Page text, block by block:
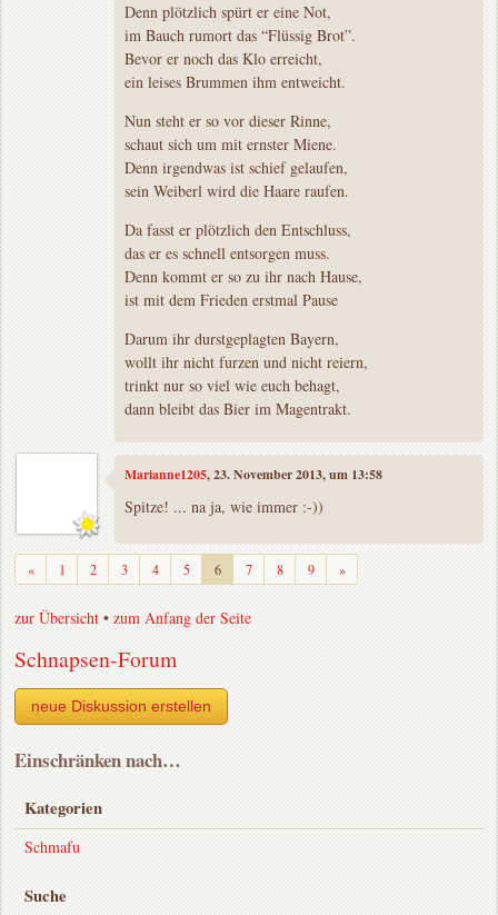
Denn plötzlich spürt er eine Not,
im Bauch rumort das “Flüssig Brot”.
Bevor er noch das Klo erreicht,
ein leises Brummen ihm entweicht.
Nun steht er so vor dieser Rinne,
schaut sich um mit ernster Miene.
Denn irgendwas ist schief gelaufen,
sein Weiberl wird die Haare raufen.
Da fasst er plötzlich den Entschluss,
das er es schnell entsorgen muss.
Denn kommt er so zu ihr nach Hause,
ist mit dem Frieden erstmal Pause
Darum ihr durstgeplagten Bayern,
wollt ihr nicht furzen und nicht reiern,
trinkt nur so viel wie euch behagt,
dann bleibt das Bier im Magentrakt.
Marianne1205, 23. November 2013, um 13:58
Spitze! ... na ja, wie immer :-))
«Zurück1 2 3 4 5 6 7 8 9 »Weiter
zur Übersicht •zum Anfang der Seite
Schnapsen-Forum
neue Diskussion erstellen
Einschränken nach…
Kategorien
Schmafu
Suche